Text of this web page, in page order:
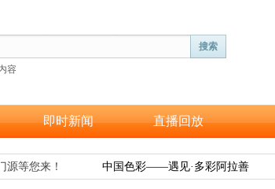
搜索
容
即时新闻 直播回放
等您来！ 中国色彩——遇见·多彩阿拉善